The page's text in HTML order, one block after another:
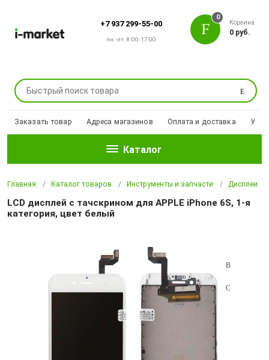
+7 937 299-55-00
пн.-пт. 8:00-17:00
Поиск
0
Корзина
0 руб.
Заказать товар Адреса магазинов Оплата и доставка
Каталог
Главная Каталог товаров Инструменты и запчасти Дисплеи
LCD дисплей с тачскрином для APPLE iPhone 6S, 1-я
категория, цвет белый